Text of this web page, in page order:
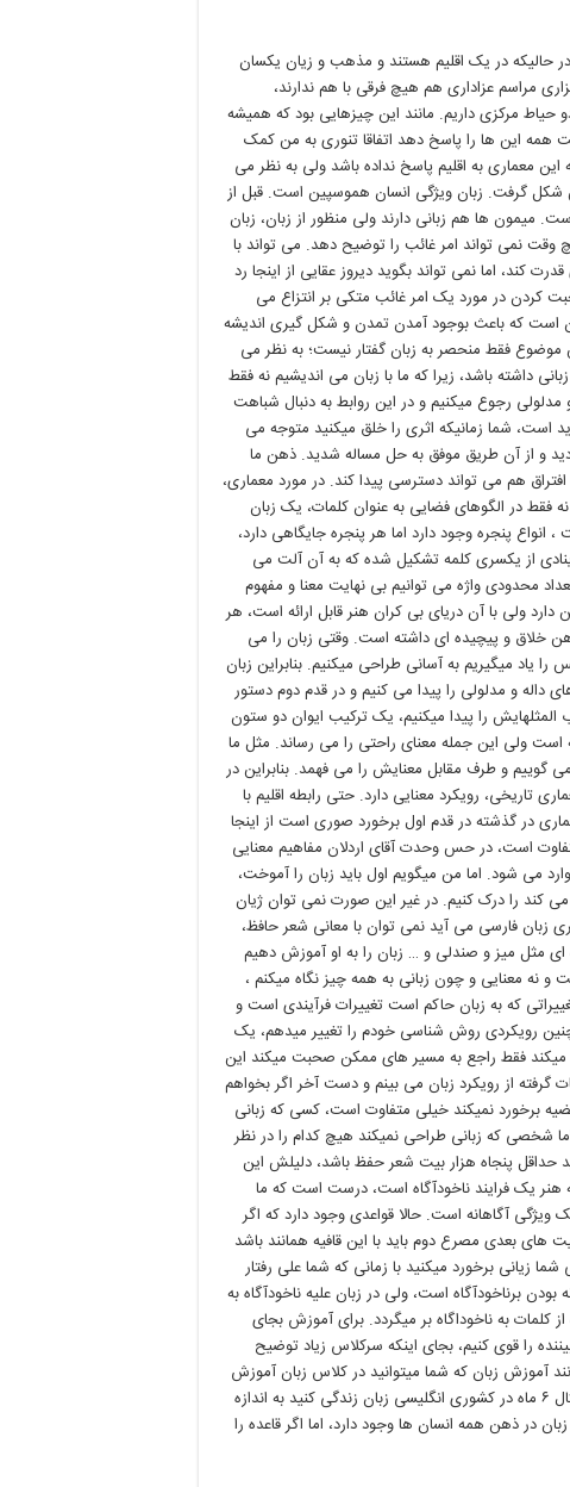
در حالیکه در یک اقلیم هستند و مذهب و زیان یکسان
مراسم عزاداری هم هیچ فرقی با هم ندارند،
حیاط مرکزی داریم. مانند این چیزهایی بود که همیشه
این ها را پاسخ دهد اتفاقا تنوری به من کمک
این معماری به اقلیم پاسخ نداده باشد ولی به نظر می
شکل گرفت. زبان ویژگی انسان هموسپین است. قبل از
میمون ها هم زبانی دارند ولی منظور از زبان، زبان
نمی تواند امر غائب را توضیح دهد. می تواند با
کند، اما نمی تواند بگوید دیروز عقایی از اینجا رد
کردن در مورد یک امر غائب متکی بر انتزاع می
است که باعث بوجود آمدن تمدن و شکل گیری اندیشه
موضوع فقط منحصر به زبان گفتار نیست؛ به نظر می
داشته باشد، زیرا که ما با زبان می اندیشیم نه فقط
و مدلولی رجوع میکنیم و در این روابط به دنبال شباهت
شما زمانیکه اثری را خلق میکنید متوجه می
و از آن طریق موفق به حل مساله شديد. ذهن ما
هم می تواند دسترسی پیدا کند. در مورد معماری،
فقط در الگوهای فضایی به عنوان کلمات، یک زبان
پنجره وجود دارد اما هر پنجره جایگاهی دارد،
از یکسری کلمه تشکیل شده که به آن آلت می
محدودی واژه می توانیم بی نهایت معنا و مفهوم
ولی با آن دریای بی کران هنر قابل ارائه است، هر
خلاق و پیچیده ای داشته است. وقتی زبان را می
یاد میگیریم به آسانی طراحی میکنیم. بنابراین زبان
و مدلولی را پیدا می کنیم و در قدم دوم دستور
را پیدا میکنیم، یک ترکیب ایوان دو ستون
ولی این جمله معنای راحتی را می رساند. مثل ما
و طرف مقابل معنایش را می فهمد. بنابراین در
تاریخی، رویکرد معنایی دارد. حتی رابطه اقلیم با
در گذشته در قدم اول برخورد صوری است از اینجا
است، در حس وحدت آقای اردلان مفاهیم معنایی
می شود. اما من میگویم اول باید زبان را آموخت،
کند را درک کنیم. در غیر این صورت نمی توان ژیان
زبان فارسی می آید نمی توان با معانی شعر حافظ،
ای مثل میز و صندلی و … زبان را به او آموزش دهیم
نه معنایی و چون زبانی به همه چیز نگاه میکنم ،
که به زبان حاکم است تغییرات فرآیندی است و
رویکردی روش شناسی خودم را تغییر میدهم، یک
فقط راجع به مسیر های ممکن صحبت میکند این
از رویکرد زبان می بینم و دست آخر اگر بخواهم
برخورد نمیکند خیلی متفاوت است، کسی که زبانی
شخصی که زبانی طراحی نمیکند هیچ کدام را در نظر
حداقل پنجاه هزار بیت شعر حفظ باشد، دلیلش این
یک فرایند ناخودآگاه است، درست است که ما
آگاهانه است. حالا قواعدی وجود دارد که اگر
های بعدی مصرع دوم باید با این قافیه همانند باشد
زیانی برخورد میکنید با زمانی که شما علی رفتار
برناخودآگاه است، ولی در زبان عليه ناخودآگاه به
به ناخوداگاه بر میگردد. برای آموزش بجای
را قوی کنیم، بجای اینکه سرکلاس زیاد توضیح
آموزش زبان که شما میتوانید در کلاس زبان آموزش
۶ ماه در کشوری انگلیسی زبان زندگی کنید به اندازه
در ذهن همه انسان ها وجود دارد، اما اگر قاعده را